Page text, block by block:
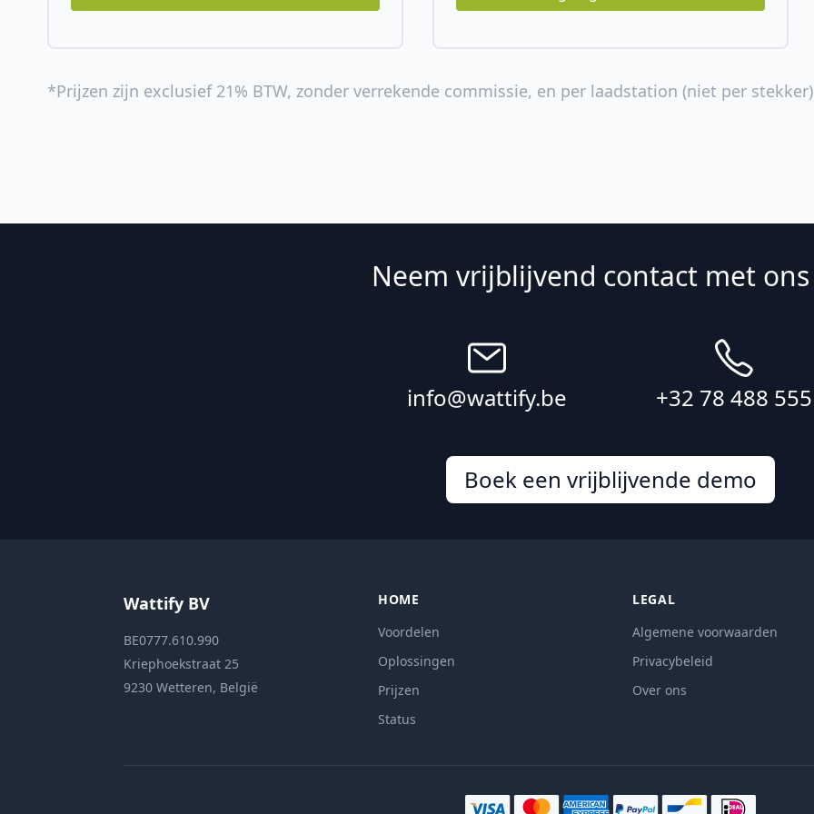
*Prijzen zijn exclusief 21% BTW, zonder verrekende commissie, en per laadstation (niet per stekker)
Neem vrijblijvend contact met
info@wattify.be +32 78 488 555
Boek een vrijblijvende demo
Wattify BV
BE0777.610.990
Kriephoekstraat 25
9230 Wetteren, België
HOME
Voordelen
Oplossingen
Prijzen
Status
LEGAL
Algemene voorwaarden
Privacybeleid
Over ons